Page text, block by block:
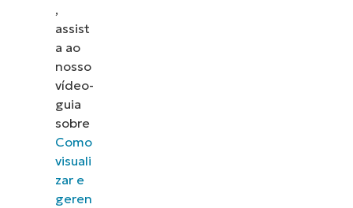
,
assist
a ao
nosso
vídeo-
guia
sobre
Como
visuali
zar e
geren